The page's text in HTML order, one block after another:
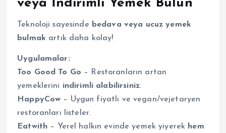
veya İndirimli Yemek Bulun
Teknoloji sayesinde bedava veya ucuz yemek
bulmak artık daha kolay!
Uygulamalar:
Too Good To Go – Restoranların artan
yemeklerini indirimli alabilirsiniz.
HappyCow – Uygun fiyatlı ve vegan/vejetaryen
restoranları listeler.
Eatwith – Yerel halkın evinde yemek yiyerek hem